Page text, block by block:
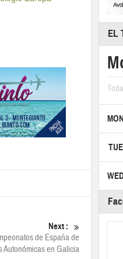
Next :
de España de
Autonómicas en Galicia
EL
MON
TUE